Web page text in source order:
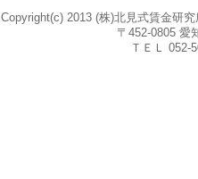
Copyright(c) 2013 (株)北見式賃金研
〒452-0805 愛
ＴＥＬ 052-